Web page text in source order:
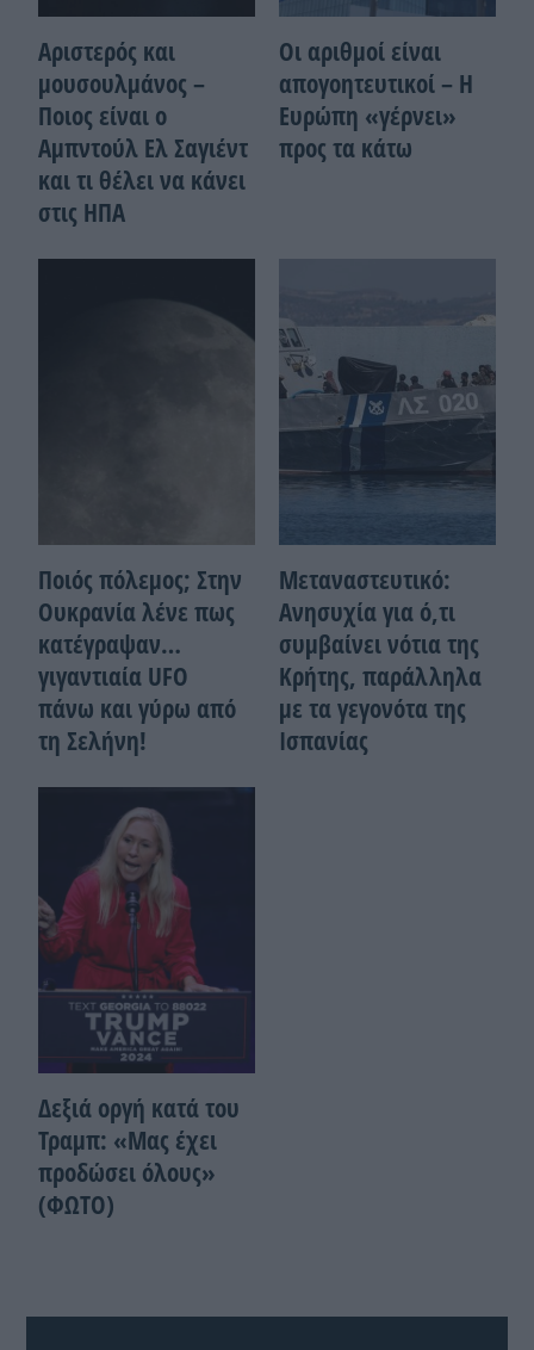
Αριστερός και
μουσουλμάνος –
Ποιoς είναι ο
Αμπντούλ Ελ Σαγιέντ
και τι θέλει να κάνει
στις ΗΠΑ
Οι αριθμοί είναι
απογοητευτικοί – Η
Ευρώπη «γέρνει»
προς τα κάτω
Ποιός πόλεμος; Στην
Ουκρανία λένε πως
κατέγραψαν…
γιγαντιαία UFO
πάνω και γύρω από
τη Σελήνη!
Μεταναστευτικό:
Ανησυχία για ό,τι
συμβαίνει νότια της
Κρήτης, παράλληλα
με τα γεγονότα της
Ισπανίας
Δεξιά οργή κατά του
Τραμπ: «Μας έχει
προδώσει όλους»
(ΦΩΤΟ)